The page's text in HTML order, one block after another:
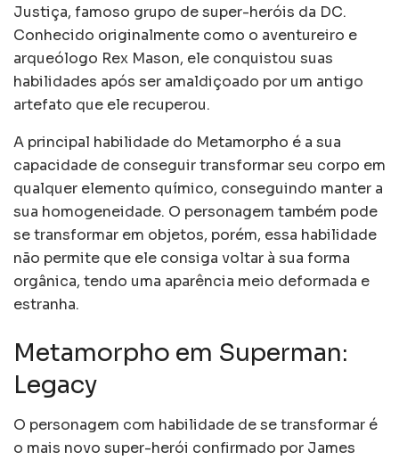
Justiça, famoso grupo de super-heróis da DC.
Conhecido originalmente como o aventureiro e
arqueólogo Rex Mason, ele conquistou suas
habilidades após ser amaldiçoado por um antigo
artefato que ele recuperou.
A principal habilidade do Metamorpho é a sua
capacidade de conseguir transformar seu corpo em
qualquer elemento químico, conseguindo manter a
sua homogeneidade. O personagem também pode
se transformar em objetos, porém, essa habilidade
não permite que ele consiga voltar à sua forma
orgânica, tendo uma aparência meio deformada e
estranha.
Metamorpho em Superman:
Legacy
O personagem com habilidade de se transformar é
o mais novo super-herói confirmado por James